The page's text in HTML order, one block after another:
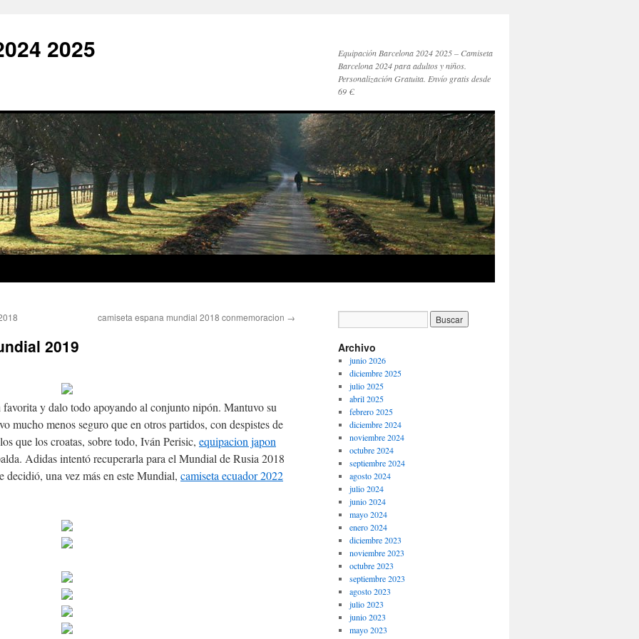
2025
Equipación Barcelona 2024 2025 – Camiseta
Barcelona 2024 para adultos y niños.
Personalización Gratuita. Envío gratis desde
69 €.
camiseta espana mundial 2018 conmemoracion →
2019
y dalo todo apoyando al conjunto nipón. Mantuvo su
mucho menos seguro que en otros partidos, con despistes de
que los croatas, sobre todo, Iván Perisic, equipacion japon
Adidas intentó recuperarla para el Mundial de Rusia 2018
decidió, una vez más en este Mundial, camiseta ecuador 2022
Archivo
junio 2026
diciembre 2025
julio 2025
abril 2025
febrero 2025
diciembre 2024
noviembre 2024
octubre 2024
septiembre 2024
agosto 2024
julio 2024
junio 2024
mayo 2024
enero 2024
diciembre 2023
noviembre 2023
octubre 2023
septiembre 2023
agosto 2023
julio 2023
junio 2023
mayo 2023